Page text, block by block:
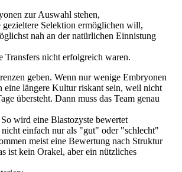
zur Auswahl stehen,
Selektion ermöglichen will,
nah an der natürlichen Einnistung
Transfers nicht erfolgreich waren.
geben. Wenn nur wenige Embryonen
eine längere Kultur riskant sein, weil nicht
übersteht. Dann muss das Team genau
wird eine Blastozyste bewertet
einfach nur als "gut" oder "schlecht"
meist eine Bewertung nach Struktur
ist kein Orakel, aber ein nützliches